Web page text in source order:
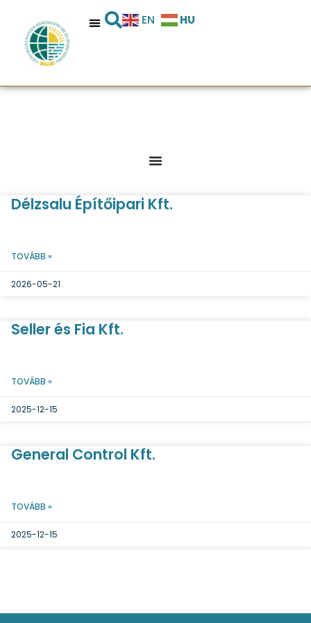
EN HU
Délzsalu Építőipari Kft.
TOVÁBB »
2026-05-21
Seller és Fia Kft.
TOVÁBB »
2025-12-15
General Control Kft.
TOVÁBB »
2025-12-15